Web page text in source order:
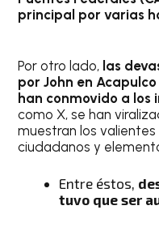
principal por varias
Por otro lado, las
por John en
han conmovido a los
como X, se han
muestran los
ciudadanos y
Entre éstos,
tuvo que ser